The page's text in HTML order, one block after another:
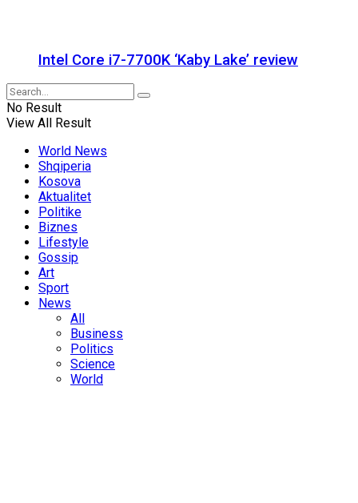
Intel Core i7-7700K ‘Kaby Lake’ review
No Result
View All Result
World News
Shqiperia
Kosova
Aktualitet
Politike
Biznes
Lifestyle
Gossip
Art
Sport
News
All
Business
Politics
Science
World